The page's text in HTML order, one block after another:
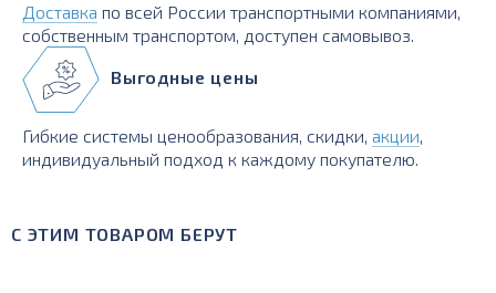
Доставка по всей России транспортными компаниями,
собственным транспортом, доступен самовывоз.
Выгодные цены
Гибкие системы ценообразования, скидки, акции,
индивидуальный подход к каждому покупателю.
С ЭТИМ ТОВАРОМ БЕРУТ